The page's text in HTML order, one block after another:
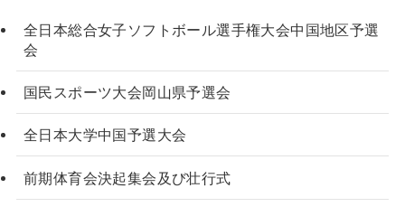
全日本総合女子ソフトボール選手権大会中国地区予選
会
国民スポーツ大会岡山県予選会
全日本大学中国予選大会
前期体育会決起集会及び壮行式